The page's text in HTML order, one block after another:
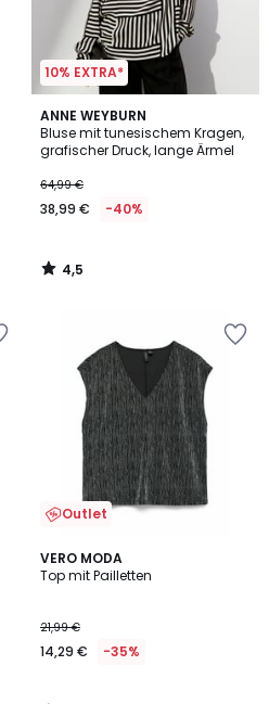
10% EXTRA*
ANNE WEYBURN
Bluse mit tunesischem Kragen,
grafischer Druck, lange Ärmel
64,99 €
38,99 € -40%
4,5
/ 5
4,5
/
Outlet
VERO MODA
Top mit Pailletten
21,99 €
14,29 € -35%
4
/